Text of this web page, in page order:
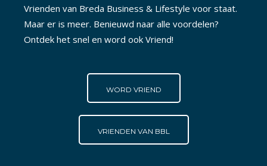
Vrienden van Breda Business & Lifestyle voor staat.
Maar er is meer. Benieuwd naar alle voordelen?
Ontdek het snel en word ook Vriend!
WORD VRIEND
VRIENDEN VAN BBL